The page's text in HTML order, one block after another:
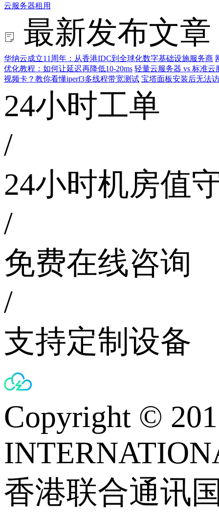
云服务器租用
最新发布文章
华纳云成立11周年：从香港IDC到全球化数字基础设施服务商
优化教程：如何让延迟再降低10-20ms 轻量云服务器 vs 标准
视频卡？教你看懂iperf3多线程带宽测试 宝塔面板安装后无法
24小时工单
/
24小时机房值
/
免费在线咨询
/
支持定制设备
Copyright ©
香港联合通讯